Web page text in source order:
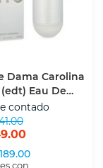
Dama Carolina
Eau De
Ml
contado
con